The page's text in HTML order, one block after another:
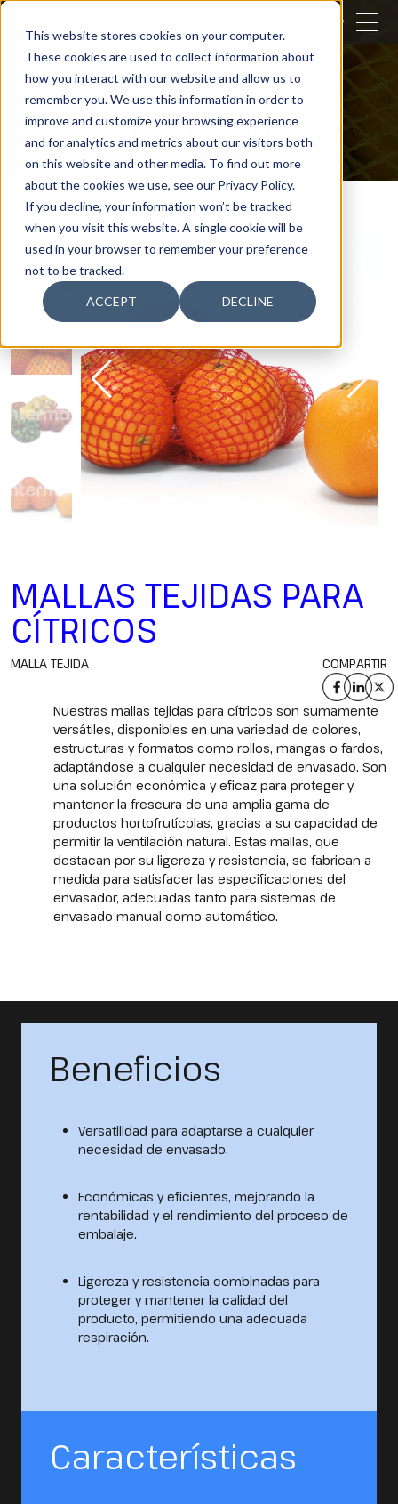
This website stores cookies on your computer.
These cookies are used to collect information about
how you interact with our website and allow us to
remember you. We use this information in order to
improve and customize your browsing experience
and for analytics and metrics about our visitors both
on this website and other media. To find out more
about the cookies we use, see our Privacy Policy.
If you decline, your information won’t be tracked
when you visit this website. A single cookie will be
used in your browser to remember your preference
not to be tracked.
ACCEPT DECLINE
BUSCAR
CERRAR
Nuestras actividades Embalaje
Mallas de alta gama para Cítricos
Mallas tejidas para cítricos
MALLAS TEJIDAS PARA
CÍTRICOS
MALLA TEJIDA COMPARTIR
Nuestras mallas tejidas para cítricos son sumamente
versátiles, disponibles en una variedad de colores,
estructuras y formatos como rollos, mangas o fardos,
adaptándose a cualquier necesidad de envasado. Son
una solución económica y eficaz para proteger y
mantener la frescura de una amplia gama de
productos hortofrutícolas, gracias a su capacidad de
permitir la ventilación natural. Estas mallas, que
destacan por su ligereza y resistencia, se fabrican a
medida para satisfacer las especificaciones del
envasador, adecuadas tanto para sistemas de
envasado manual como automático.
Beneficios
Versatilidad para adaptarse a cualquier
necesidad de envasado.
Económicas y eficientes, mejorando la
rentabilidad y el rendimiento del proceso de
embalaje.
Ligereza y resistencia combinadas para
proteger y mantener la calidad del
producto, permitiendo una adecuada
respiración.
Características